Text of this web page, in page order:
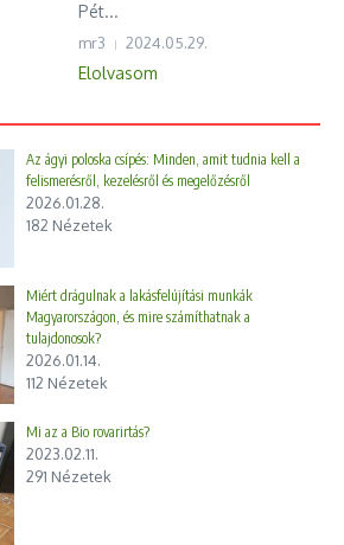
Pét...
mr3 2024.05.29.
Elolvasom
Az ágyi poloska csípés: Minden, amit tudnia kell a
felismerésről, kezelésről és megelőzésről
2026.01.28.
182 Nézetek
Miért drágulnak a lakásfelújítási munkák
Magyarországon, és mire számíthatnak a
tulajdonosok?
2026.01.14.
112 Nézetek
Mi az a Bio rovarirtás?
2023.02.11.
291 Nézetek